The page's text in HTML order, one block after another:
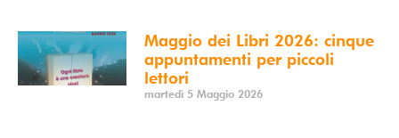
Maggio dei Libri 2026: cinque
appuntamenti per piccoli
lettori
martedì 5 Maggio 2026